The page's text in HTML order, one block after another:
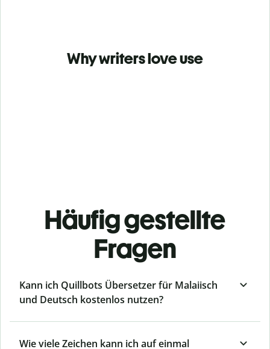
Why writers love use
Häufig gestellte
Fragen
Kann ich Quillbots Übersetzer für Malaiisch
und Deutsch kostenlos nutzen?
Wie viele Zeichen kann ich auf einmal